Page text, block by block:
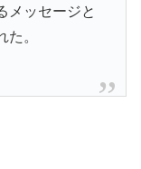
メッセージと
。